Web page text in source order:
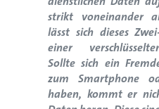
strikt voneinander
lässt sich dieses
einer
Sollte sich ein
zum Smartphone
haben, kommt er